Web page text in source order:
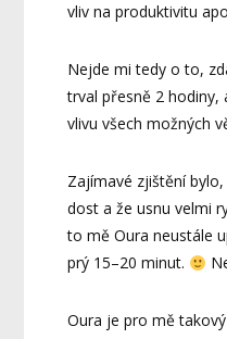
vliv na produktivitu
Nejde mi tedy o to,
trval přesně 2 hodiny,
vlivu všech možných
Zajímavé zjištění
dost a že usnu velmi
to mě Oura neustále
prý 15–20 minut.
Oura je pro mě